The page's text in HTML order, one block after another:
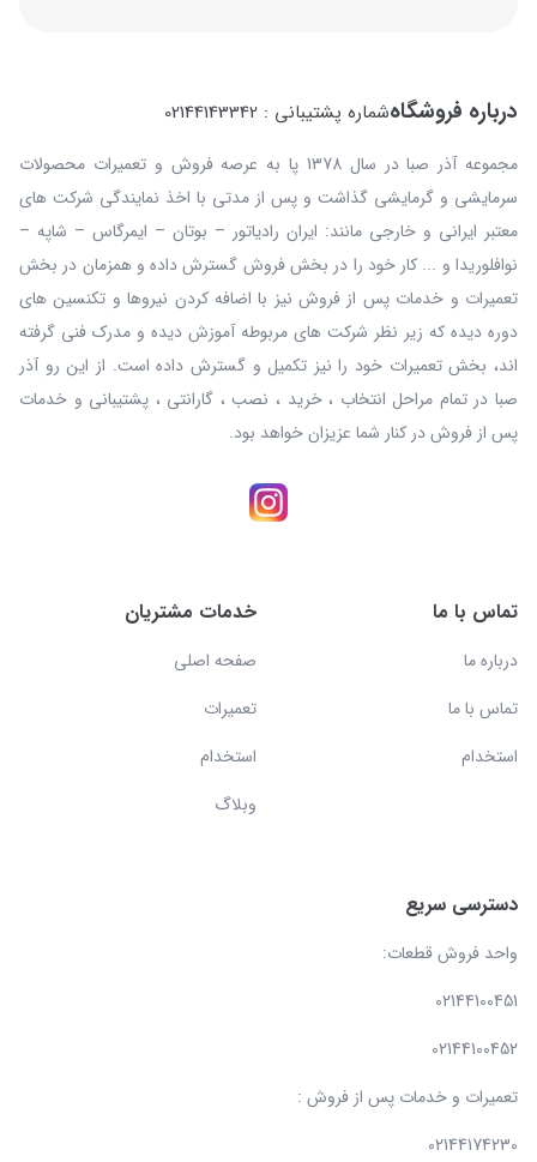
درباره فروشگاهشماره پشتیبانی : 02144143342
مجموعه آذر صبا در سال 1378 پا به عرصه فروش و تعمیرات محصولات
سرمایشی و گرمایشی گذاشت و پس از مدتی با اخذ نمایندگی شرکت های
معتبر ایرانی و خارجی مانند: ایران رادیاتور – بوتان – ایمرگاس – شاپه –
نوافلوریدا و ... کار خود را در بخش فروش گسترش داده و همزمان در بخش
تعمیرات و خدمات پس از فروش نیز با اضافه کردن نیروها و تکنسین های
دوره دیده که زیر نظر شرکت های مربوطه آموزش دیده و مدرک فنی گرفته
اند، بخش تعمیرات خود را نیز تکمیل و گسترش داده است. از این رو آذر
صبا در تمام مراحل انتخاب ، خرید ، نصب ، گارانتی ، پشتیبانی و خدمات
پس از فروش در کنار شما عزیزان خواهد بود.
تماس با ما
درباره ما
تماس با ما
استخدام
خدمات مشتریان
صفحه اصلی
تعمیرات
استخدام
وبلاگ
دسترسی سریع
واحد فروش قطعات:
02144100451
02144100452
تعمیرات و خدمات پس از فروش :
02144174230